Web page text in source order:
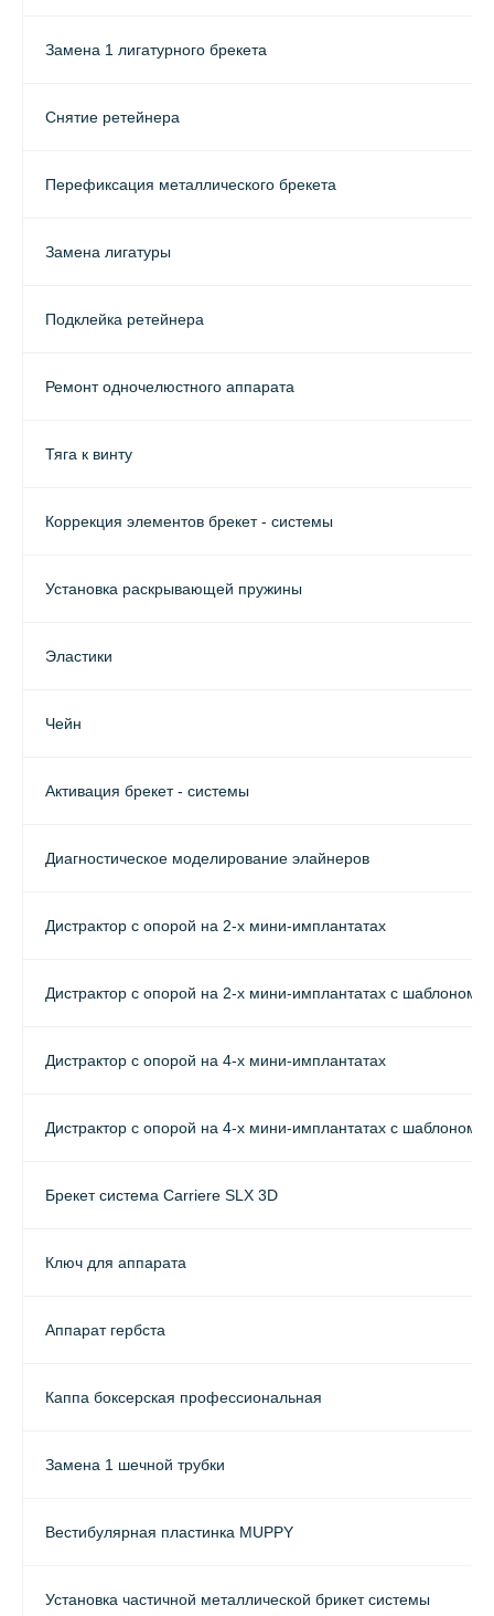
Замена 1 лигатурного брекета
Снятие ретейнера
Перефиксация металлического брекета
Замена лигатуры
Подклейка ретейнера
Ремонт одночелюстного аппарата
Тяга к винту
Коррекция элементов брекет - системы
Установка раскрывающей пружины
Эластики
Чейн
Активация брекет - системы
Диагностическое моделирование элайнеров
Дистрактор с опорой на 2-х мини-имплантатах
Дистрактор с опорой на 2-х мини-имплантатах с шаблоном
Дистрактор с опорой на 4-х мини-имплантатах
Дистрактор с опорой на 4-х мини-имплантатах с шаблоном
Брекет система Carriere SLX 3D
Ключ для аппарата
Аппарат гербста
Каппа боксерская профессиональная
Замена 1 шечной трубки
Вестибулярная пластинка MUPPY
Установка частичной металлической брикет системы